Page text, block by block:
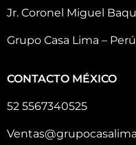
Jr. Coronel Miguel
Grupo Casa Lima – Perú
CONTACTO MÉXICO
52 5567340525